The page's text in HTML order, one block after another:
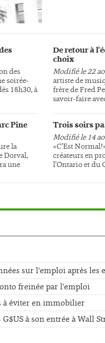
des
soirée-
18h30, à
Pine
la
Dorval,
une
De retour à
choix
Modifié le 22
artiste de
frère de Fred
savoir-faire
Trois soirs
Modifié le 14
«C’Est
créateurs en
l’Ontario et du
sur l'emploi après
freinée par l'emploi
à éviter en immobilier
à son entrée à Wall